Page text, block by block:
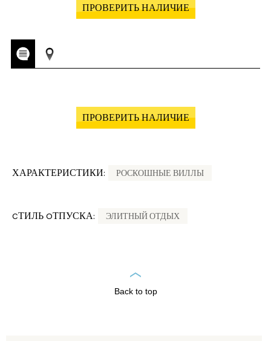
ПРОВЕРИТЬ НАЛИЧИЕ
ПРОВЕРИТЬ НАЛИЧИЕ
ХАРАКТЕРИСТИКИ: РОСКОШНЫЕ ВИЛЛЫ
CТИЛЬ OТПУСКА: ЭЛИТНЫЙ ОТДЫХ
Back to top